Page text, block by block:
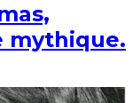
mythique.